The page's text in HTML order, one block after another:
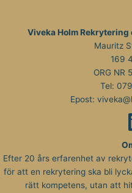
Viveka Holm Rekrytering
Mauritz
169
ORG NR
Tel:
Epost:
Efter 20 års erfarenhet av
för att en rekrytering ska bli
rätt kompetens, utan att